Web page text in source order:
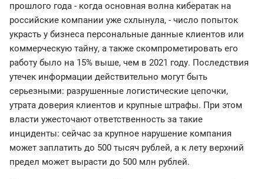
прошлого года - когда основная волна кибератак на
российские компании уже схлынула, - число попыток
украсть у бизнеса персональные данные клиентов или
коммерческую тайну, а также скомпрометировать его
работу было на 15% выше, чем в 2021 году. Последствия
утечек информации действительно могут быть
серьезными: разрушенные логистические цепочки,
утрата доверия клиентов и крупные штрафы. При этом
власти ужесточают ответственность за такие
инциденты: сейчас за крупное нарушение компания
может заплатить до 500 тысяч рублей, а к лету верхний
предел может вырасти до 500 млн рублей.